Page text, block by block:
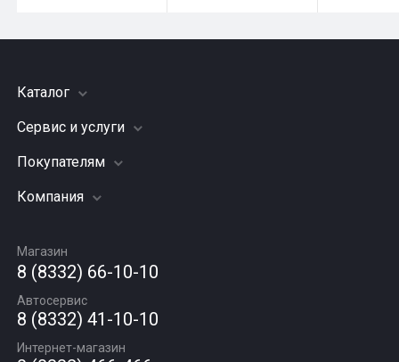
Каталог
Шины
Грузовые шины
Диски
Автомасла
Сервис и услуги
Заправка кондиционера
Подвеска (ходовая часть)
Шиномонтаж
Покупателям
Акции
Гарантии и возврат
Компания
Вакансии
Новости
Статьи
Контакты
Магазин
8 (8332) 66-10-10
Автосервис
8 (8332) 41-10-10
Интернет-магазин